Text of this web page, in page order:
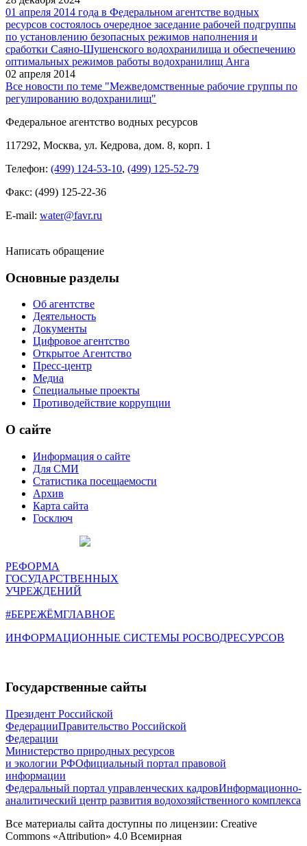
01 апреля 2014 года в Федеральном агентстве водных
ресурсов состоялось очередное заседание рабочей подгруппы
по установлению безопасных режимов наполнения и
сработки Саяно-Шушенского водохранилища и обеспечению
оптимальных режимов работы водохранилищ Анга
02 апреля 2014
Все новости по теме "Межведомственные рабочие группы по
регулированию водохранилищ"
Федеральное агентство водных ресурсов
117292, Москва, ул. Кедрова, дом. 8, корп. 1
Телефон: (499) 124-53-10, (499) 125-52-79
Факс: (499) 125-22-36
E-mail: water@favr.ru
Написать обращение
Основные разделы
Об агентстве
Деятельность
Документы
Цифровое агентство
Открытое Агентство
Пресс-центр
Медиа
Специальные проекты
Противодействие коррупции
О сайте
Информация о сайте
Для СМИ
Статистика посещаемости
Архив
Карта сайта
Госключ
РЕФОРМА
ГОСУДАРСТВЕННЫХ
УЧРЕЖДЕНИЙ
#БЕРЕЖЁМГЛАВНОЕ
ИНФОРМАЦИОННЫЕ СИСТЕМЫ РОСВОДРЕСУРСОВ
Государственные сайты
Президент Российской
ФедерацииПравительство Российской
Федерации
Министерство природных ресурсов
и экологии РФОфициальный портал правовой
информации
Федеральный портал управленческих кадровИнформационно-
аналитический центр развития водохозяйственного комплекса
Все материалы сайта доступны по лицензии: Creative
Commons «Attribution» 4.0 Всемирная